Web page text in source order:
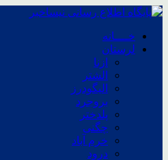
خــــانه
لرستان
ازنا
الشتر
الیگودرز
بروجرد
پلدختر
چگنی
خرم آباد
درود